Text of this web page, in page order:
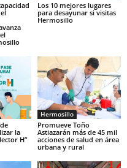
Los 10 mejores lugares
para desayunar si visitas
Hermosillo
la
H”
Hermosillo
Promueve Toño
Astiazarán más de 45 mil
acciones de salud en área
urbana y rural